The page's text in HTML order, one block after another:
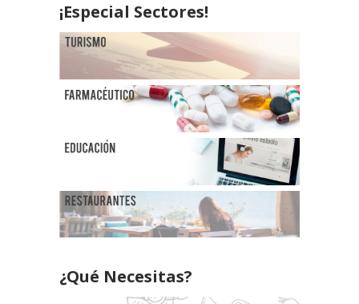
¡Especial Sectores!
¿Qué Necesitas?